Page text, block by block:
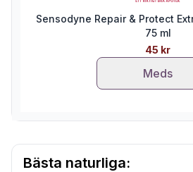
Sensodyne Repair & Protect
75 ml
45 kr
Meds
Bästa naturliga: